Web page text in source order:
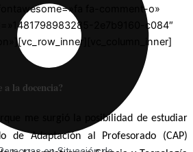
fa-comment-o»
2e7b9160-c084″
la docencia?
me surgió la posibilidad de estudiar
de Adaptación al Profesorado (CAP)